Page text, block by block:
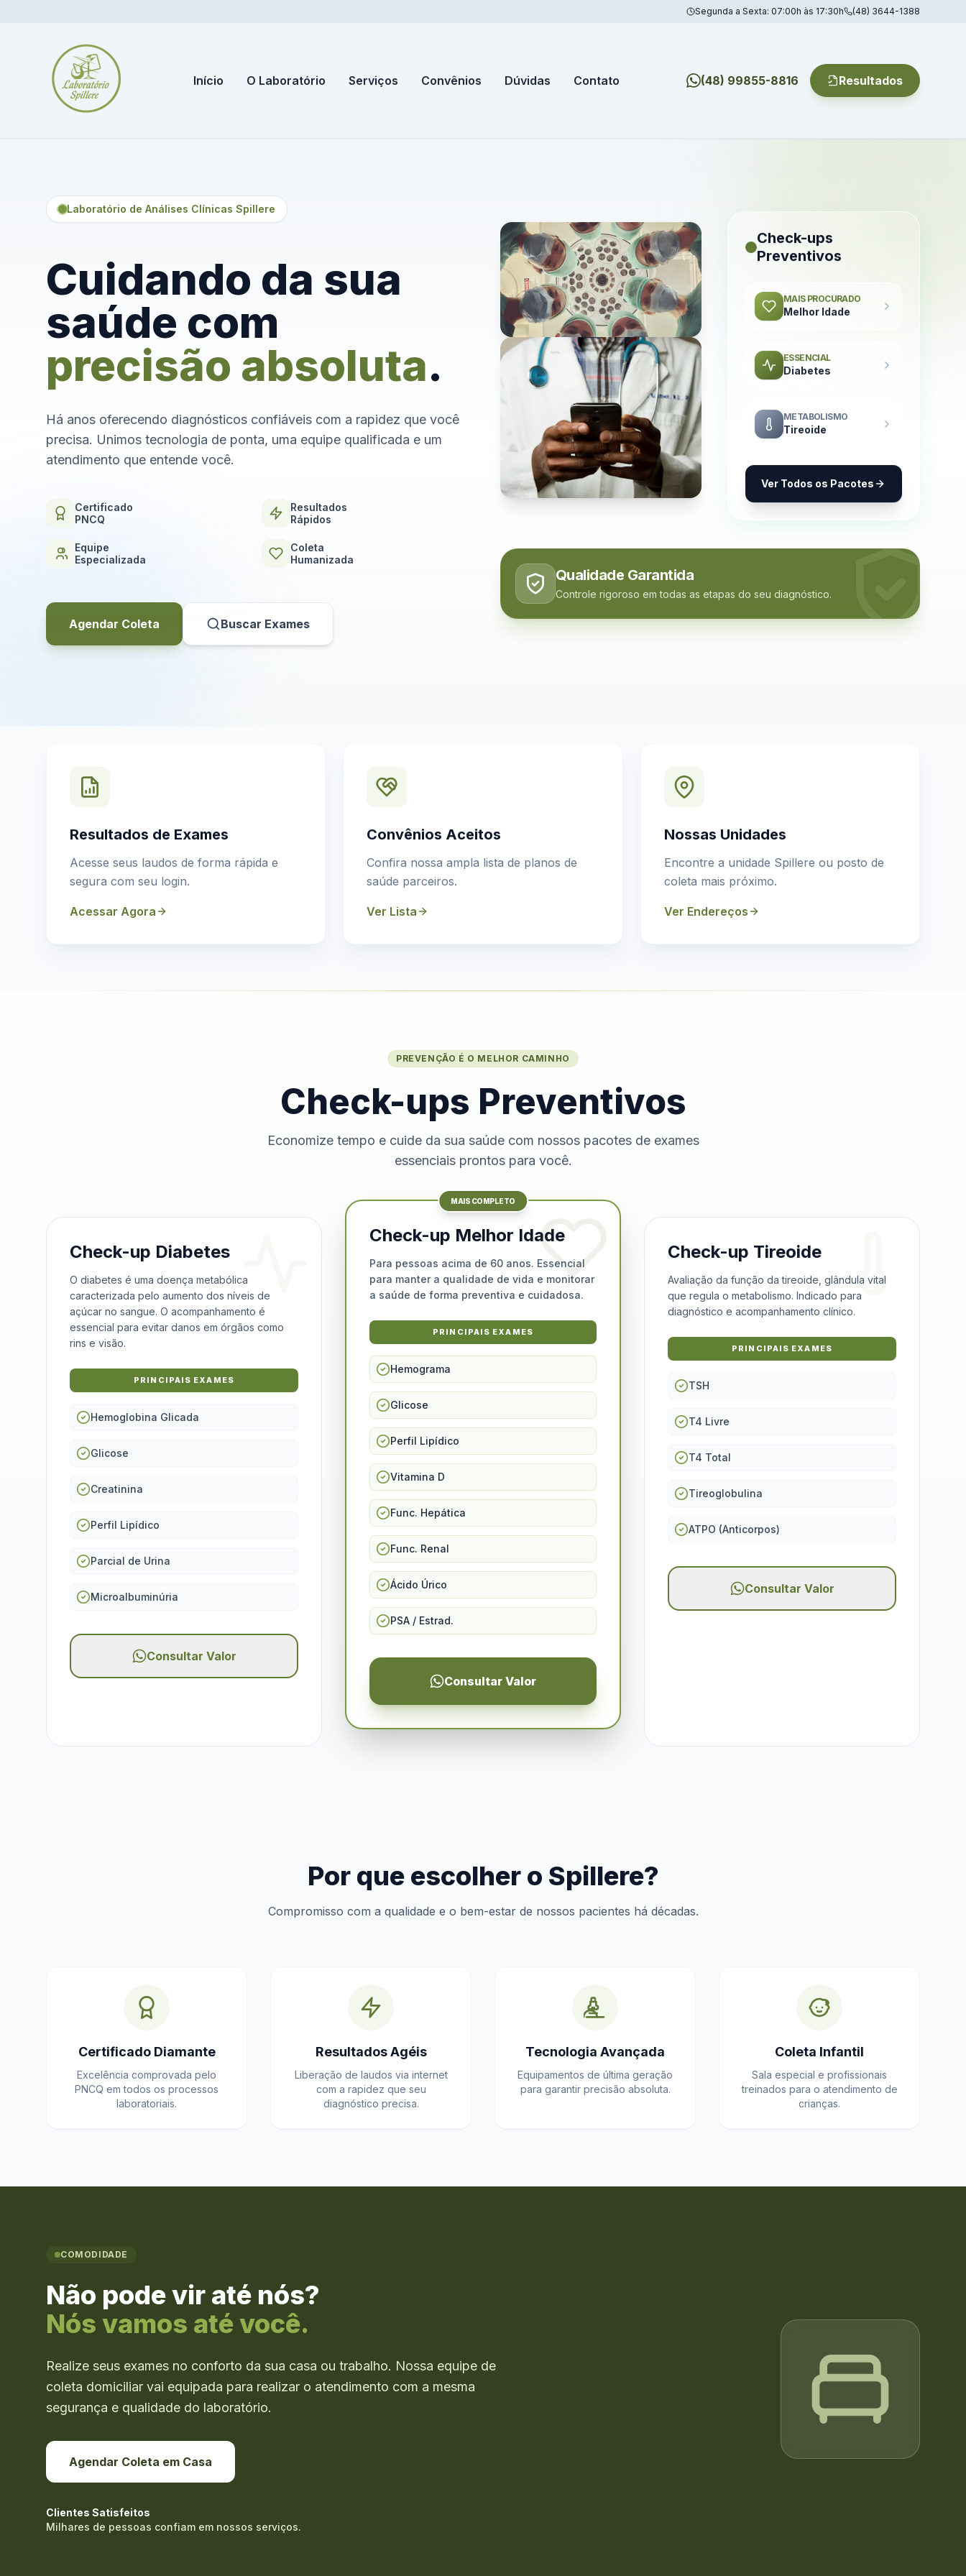
Segunda a Sexta: 07:00h às 17:30h (48) 3644-1388
Início O Laboratório Serviços Convênios Dúvidas Contato (48) 99855-8816 Resultados
Laboratório de Análises Clínicas Spillere
Cuidando da sua
saúde com
precisão absoluta.
Há anos oferecendo diagnósticos confiáveis com a rapidez que você
precisa. Unimos tecnologia de ponta, uma equipe qualificada e um
atendimento que entende você.
Certificado
PNCQ
Resultados
Rápidos
Equipe
Especializada
Coleta
Humanizada
Agendar Coleta Buscar Exames
Check-ups
Preventivos
MAIS PROCURADO
Melhor Idade
ESSENCIAL
Diabetes
METABOLISMO
Tireoide
Ver Todos os Pacotes
Qualidade Garantida
Controle rigoroso em todas as etapas do seu diagnóstico.
Resultados de Exames
Acesse seus laudos de forma rápida e
segura com seu login.
Acessar Agora
Convênios Aceitos
Confira nossa ampla lista de planos de
saúde parceiros.
Ver Lista
Nossas Unidades
Encontre a unidade Spillere ou posto de
coleta mais próximo.
Ver Endereços
PREVENÇÃO É O MELHOR CAMINHO
Check-ups Preventivos
Economize tempo e cuide da sua saúde com nossos pacotes de exames
essenciais prontos para você.
Check-up Diabetes
O diabetes é uma doença metabólica
caracterizada pelo aumento dos níveis de
açúcar no sangue. O acompanhamento é
essencial para evitar danos em órgãos como
rins e visão.
PRINCIPAIS EXAMES
Hemoglobina Glicada
Glicose
Creatinina
Perfil Lipídico
Parcial de Urina
Microalbuminúria
Consultar Valor
MAIS COMPLETO
Check-up Melhor Idade
Para pessoas acima de 60 anos. Essencial
para manter a qualidade de vida e monitorar
a saúde de forma preventiva e cuidadosa.
PRINCIPAIS EXAMES
Hemograma
Glicose
Perfil Lipídico
Vitamina D
Func. Hepática
Func. Renal
Ácido Úrico
PSA / Estrad.
Consultar Valor
Check-up Tireoide
Avaliação da função da tireoide, glândula vital
que regula o metabolismo. Indicado para
diagnóstico e acompanhamento clínico.
PRINCIPAIS EXAMES
TSH
T4 Livre
T4 Total
Tireoglobulina
ATPO (Anticorpos)
Consultar Valor
Por que escolher o Spillere?
Compromisso com a qualidade e o bem-estar de nossos pacientes há décadas.
Certificado Diamante
Excelência comprovada pelo
PNCQ em todos os processos
laboratoriais.
Resultados Agéis
Liberação de laudos via internet
com a rapidez que seu
diagnóstico precisa.
Tecnologia Avançada
Equipamentos de última geração
para garantir precisão absoluta.
Coleta Infantil
Sala especial e profissionais
treinados para o atendimento de
crianças.
COMODIDADE
Não pode vir até nós?
Nós vamos até você.
Realize seus exames no conforto da sua casa ou trabalho. Nossa equipe de
coleta domiciliar vai equipada para realizar o atendimento com a mesma
segurança e qualidade do laboratório.
Agendar Coleta em Casa
Clientes Satisfeitos
Milhares de pessoas confiam em nossos serviços.